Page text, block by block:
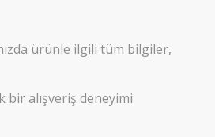
ürünle ilgili tüm bilgiler,
bir alışveriş deneyimi